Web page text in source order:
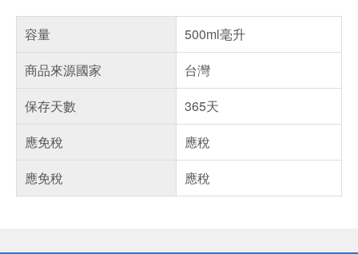
容量
500ml毫升
商品來源國家
台灣
保存天數
365天
應免稅
應稅
應免稅
應稅